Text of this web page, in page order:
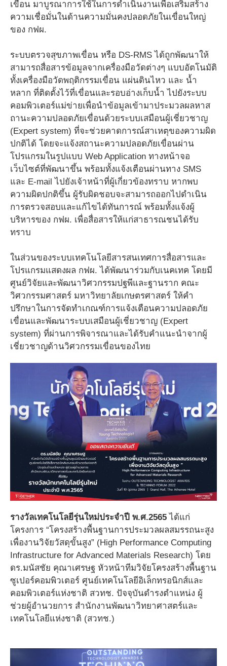
เขื่อน มาบูรณาการใช้ในการดำเนินงานเพื่อเสริมสร้าง
ความเชื่อมั่นในด้านความมั่นคงปลอดภัยในเขื่อนใหญ่
ของ กฟผ.
ระบบตรวจสุขภาพเขื่อน หรือ DS-RMS ได้ถูกพัฒนาให้
สามารถสื่อสารข้อมูลจากเครื่องมือวัดต่างๆ แบบอัตโนมัติ
ทั้งเครื่องมือวัดพฤติกรรมเขื่อน แผ่นดินไหว และ น้ำ
หลาก ที่ติดตั้งไว้ที่เขื่อนและรอบอ่างเก็บน้ำ ไปยังระบบ
คอมพิวเตอร์แม่ข่ายเพื่อนำข้อมูลเข้ามาประมวลผลหาส
ถานะความปลอดภัยเขื่อนด้วยระบบเสมือนผู้เชี่ยวชาญ
(Expert system) ที่จะช่วยคาดการณ์สาเหตุของความผิด
ปกติได้ โดยจะแจ้งสถานะความปลอดภัยเขื่อนผ่าน
โปรแกรมในรูปแบบ Web Application ทางหน้าจอ
เว็บไซต์ที่พัฒนาขึ้น พร้อมทั้งแจ้งเตือนผ่านทาง SMS
และ E-mail ไปยังเจ้าหน้าที่ผู้เกี่ยวข้องทราบ หากพบ
ความผิดปกติขึ้น ผู้รับผิดชอบจะสามารถออกไปดำเนิน
การตรวจสอบและแก้ไขได้ทันการณ์ พร้อมทั้งแจ้งผู้
บริหารของ กฟผ. เพื่อสื่อสารให้แก่สาธารณชนได้รับ
ทราบ
ในส่วนของระบบเทคโนโลยีสารสนเทศการสื่อสารและ
โปรแกรมแสดงผล กฟผ. ได้พัฒนาร่วมกับเนคเทค โดยมี
ศูนย์วิจัยและพัฒนาวิศวกรรมปฐพีและฐานราก คณะ
วิศวกรรมศาสตร์ มหาวิทยาลัยเกษตรศาสตร์ ให้คำ
ปรึกษาในการจัดทำเกณฑ์การแจ้งเตือนความปลอดภัย
เขื่อนและพัฒนาระบบเสมือนผู้เชี่ยวชาญ (Expert
system) ที่ผ่านการพิจารณาและได้รับคำแนะนำจากผู้
เชี่ยวชาญด้านวิศวกรรมเขื่อนของไทย
รางวัลเทคโนโลยีรุ่นใหม่ประจำปี พ.ศ.2565 ได้แก่
โครงการ “โครงสร้างพื้นฐานการประมวลผลสมรรถนะสูง
เพื่องานวิจัยวัสดุขั้นสูง” (High Performance Computing
Infrastructure for Advanced Materials Research) โดย
ดร.มนัสชัย คุณาเศรษฐ หัวหน้าทีมวิจัยโครงสร้างพื้นฐาน
ซูเปอร์คอมพิวเตอร์ ศูนย์เทคโนโลยีอิเล็กทรอนิกส์และ
คอมพิวเตอร์แห่งชาติ สวทช. ปัจจุบันดำรงตำแหน่ง ผู้
ช่วยผู้อำนวยการ สำนักงานพัฒนาวิทยาศาสตร์และ
เทคโนโลยีแห่งชาติ (สวทช.)